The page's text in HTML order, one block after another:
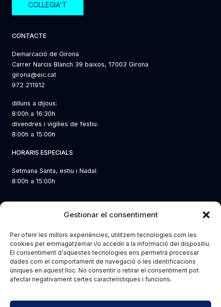
Gestionar el consentiment
Per oferir les millors experiències, utilitzem tecnologies com les
cookies per emmagatzemar i/o accedir a la informació del dispositiu.
El consentiment d'aquestes tecnologies ens permetrà processar
dades com el comportament de navegació o les identificacions
úniques en aquest lloc. No consentir o retirar el consentiment pot
afectar negativament certes característiques i funcions.
COL·LEGIA'T
CONTACTE
Demarcació de Girona
Carrer Narcís Blanch 39 baixos, 17003 Girona
girona@eic.cat
972 211912
dilluns a dijous:
8:00h a 16:30h
divendres i vigílies de festiu:
8:00h a 15:00h
HORARIS ESPECIALS
Setmana Santa, estiu i Nadal:
8:00h a 15:00h
Barcelona
Lleida
Tarragona
Vallès
Canal de denúncies
Transparència
Sala de premsa
Fulls d’enginyeria